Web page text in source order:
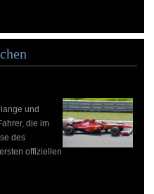
und
die im
des
offiziellen